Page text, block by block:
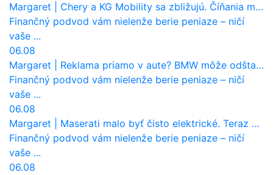
Margaret
Chery a KG Mobility sa zbližujú. Číňania môžu získať 10 % bývalého SsangYongu
Finančný podvod vám nielenže berie peniaze – ničí
vaše ...
06.08
Margaret
Reklama priamo v aute? BMW môže odštartovať nový trend
Finančný podvod vám nielenže berie peniaze – ničí
vaše ...
06.08
Margaret
Maserati malo byť čisto elektrické. Teraz zisťuje, že potrebuje nový osemvalcový motor
Finančný podvod vám nielenže berie peniaze – ničí
vaše ...
06.08